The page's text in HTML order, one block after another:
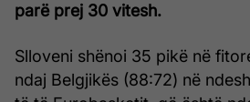
parë prej 30 vitesh.
Slloveni shënoi 35 pikë në
ndaj Belgjikës (88:72) në